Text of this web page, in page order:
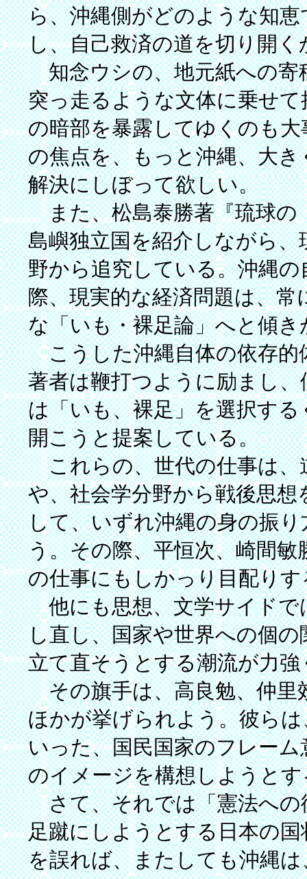
ら、沖縄側がどのような知
し、自己救済の道を切り開
知念ウシの、地元紙への寄
突っ走るような文体に乗せ
の暗部を暴露してゆくのも
の焦点を、もっと沖縄、大
解決にしぼって欲しい。
また、松島泰勝著『琉球の
島嶼独立国を紹介しながら
野から追究している。沖縄
際、現実的な経済問題は、
な「いも・裸足論」へと傾
こうした沖縄自体の依存的
著者は鞭打つように励まし
は「いも、裸足」を選択す
開こうと提案している。
これらの、世代の仕事は、
や、社会学分野から戦後思
して、いずれ沖縄の身の振
う。その際、平恒次、崎間
の仕事にもしかっり目配り
他にも思想、文学サイドで
し直し、国家や世界への個
立て直そうとする潮流が力
その旗手は、高良勉、仲里
ほかが挙げられよう。彼ら
いった、国民国家のフレー
のイメージを構想しようとす
さて、それでは「憲法への
足蹴にしようとする日本の
を誤れば、またしても沖縄